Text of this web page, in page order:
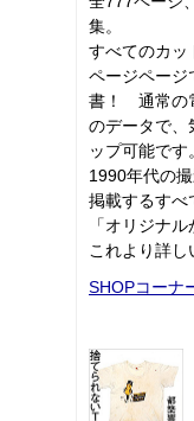
集。
すべてのカッ
ページページ
書！ 通常の
のデータで、
ップ可能です。
1990年代の
掲載するすべ
「オリジナ
これより詳し
SHOPコーナ